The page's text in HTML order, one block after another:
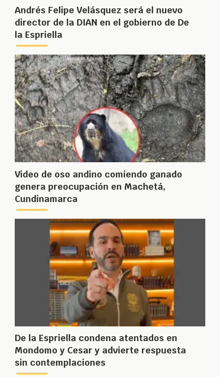
Andrés Felipe Velásquez será el nuevo
director de la DIAN en el gobierno de De
la Espriella
Video de oso andino comiendo ganado
genera preocupación en Machetá,
Cundinamarca
De la Espriella condena atentados en
Mondomo y Cesar y advierte respuesta
sin contemplaciones